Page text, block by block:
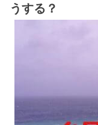
うする？